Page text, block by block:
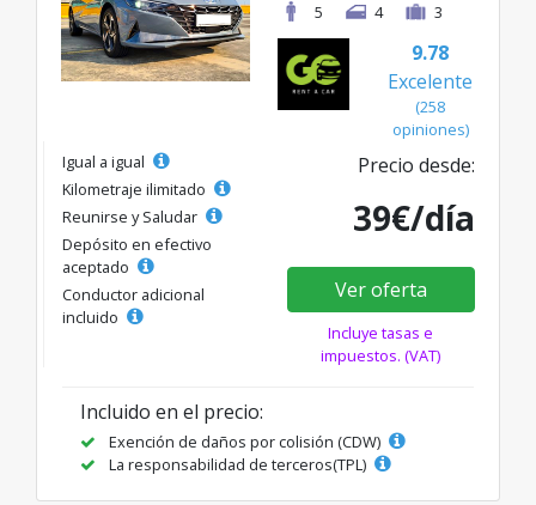
5
4 3
9.78
Excelente
(258
opiniones)
Igual a igual
Kilometraje ilimitado
Reunirse y Saludar
Depósito en efectivo
aceptado
Conductor adicional
incluido
Precio desde:
39€/día
Ver oferta
Incluye tasas e
impuestos. (VAT)
Incluido en el precio:
Exención de daños por colisión (CDW)
La responsabilidad de terceros(TPL)